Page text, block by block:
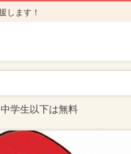
します！
学生以下は無料